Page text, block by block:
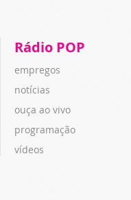
Rádio POP
empregos
notícias
ouça ao vivo
programação
vídeos